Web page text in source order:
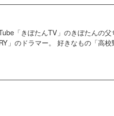
「きぼたんTV」のきぼたんの父
」のドラマー。 好きなもの「高校